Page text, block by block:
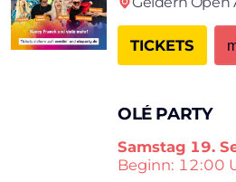
TICKETS
OLÉ PARTY
Samstag 19.
Beginn: 12:00